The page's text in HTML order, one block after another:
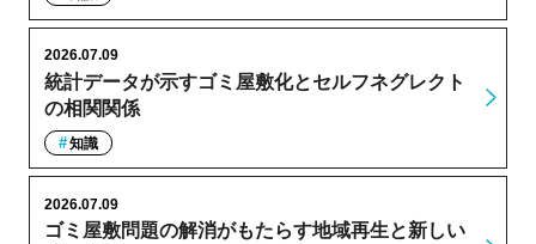
統計データが示すゴミ屋敷化とセルフネグレクト
の相関関係
2026.07.09
知識
ゴミ屋敷問題の解消がもたらす地域再生と新しい
2026.07.09